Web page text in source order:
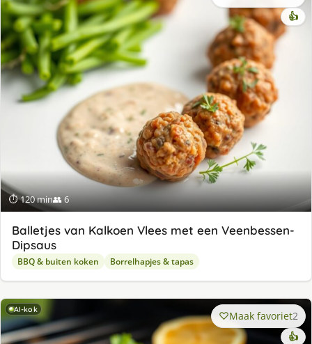
⏱ 120 min👥 6
👍
Balletjes van Kalkoen Vlees met een Veenbessen-
Dipsaus
BBQ & buiten koken Borrelhapjes & tapas
AI-kok Maak favoriet2
👍